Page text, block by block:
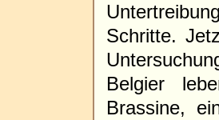
Schritte.
Belgier
Brassine,